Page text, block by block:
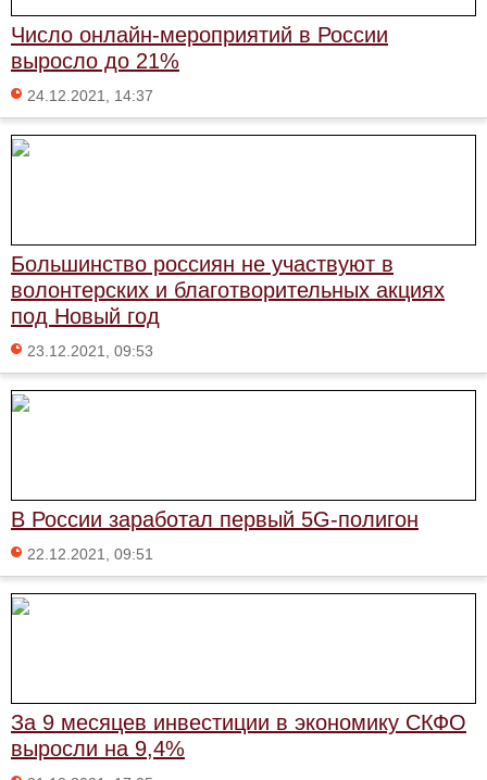
Число онлайн-мероприятий в России
выросло до 21%
24.12.2021, 14:37
Большинство россиян не участвуют в
волонтерских и благотворительных акциях
под Новый год
23.12.2021, 09:53
В России заработал первый 5G-полигон
22.12.2021, 09:51
За 9 месяцев инвестиции в экономику СКФО
выросли на 9,4%